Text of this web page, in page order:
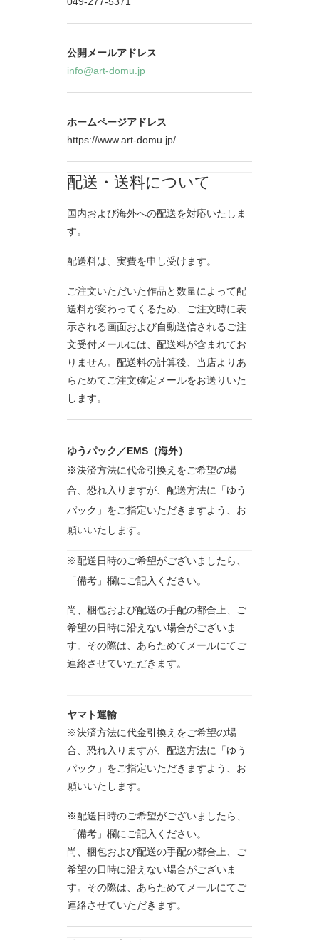
公開メールアドレス
info@art-domu.jp
ホームページアドレス
https://www.art-domu.jp/
配送・送料について
国内および海外への配送を対応いたしま
す。
配送料は、実費を申し受けます。
ご注文いただいた作品と数量によって配
送料が変わってくるため、ご注文時に表
示される画面および自動送信されるご注
文受付メールには、配送料が含まれてお
りません。配送料の計算後、当店よりあ
らためてご注文確定メールをお送りいた
します。
ゆうパック／EMS（海外）
※決済方法に代金引換えをご希望の場
合、恐れ入りますが、配送方法に「ゆう
パック」をご指定いただきますよう、お
願いいたします。
※配送日時のご希望がございましたら、
「備考」欄にご記入ください。
尚、梱包および配送の手配の都合上、ご
希望の日時に沿えない場合がございま
す。その際は、あらためてメールにてご
連絡させていただきます。
ヤマト運輸
※決済方法に代金引換えをご希望の場
合、恐れ入りますが、配送方法に「ゆう
パック」をご指定いただきますよう、お
願いいたします。
※配送日時のご希望がございましたら、
「備考」欄にご記入ください。
尚、梱包および配送の手配の都合上、ご
希望の日時に沿えない場合がございま
す。その際は、あらためてメールにてご
連絡させていただきます。